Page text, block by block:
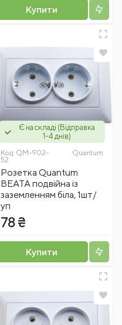
Купити
Є на складі (Відправка
1-4 днів)
Код: QM-902-
52
Quantum
Розетка Quantum
BEATA подвійна із
заземленням біла, 1шт/
уп
78 ₴
Купити